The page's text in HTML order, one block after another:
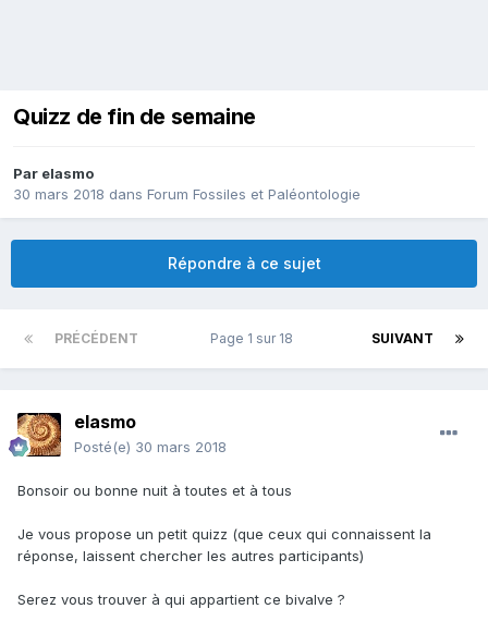
Quizz de fin de semaine
Par elasmo
30 mars 2018 dans Forum Fossiles et Paléontologie
Répondre à ce sujet
PRÉCÉDENT SUIVANT
Page 1 sur 18
elasmo
Posté(e) 30 mars 2018
Bonsoir ou bonne nuit à toutes et à tous
Je vous propose un petit quizz (que ceux qui connaissent la
réponse, laissent chercher les autres participants)
Serez vous trouver à qui appartient ce bivalve ?